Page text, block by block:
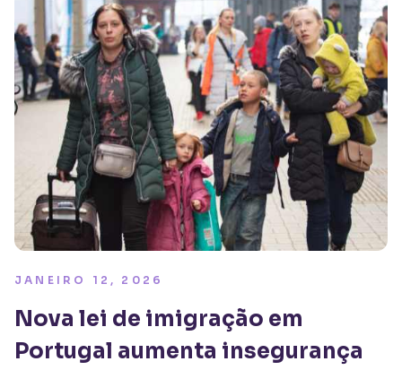
JANEIRO 12, 2026
Nova lei de imigração em
Portugal aumenta insegurança